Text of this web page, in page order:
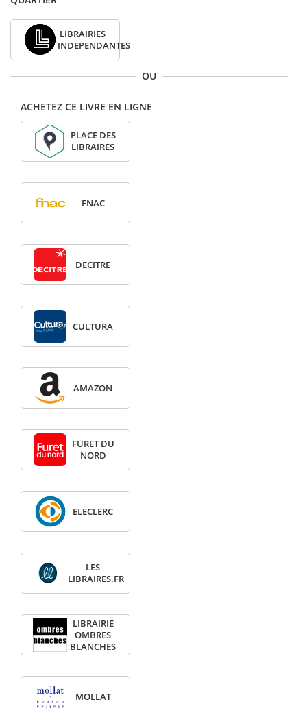
LIBRAIRIES
INDEPENDANTES
OU
ACHETEZ CE LIVRE EN LIGNE
PLACE DES
LIBRAIRES
FNAC
DECITRE
CULTURA
AMAZON
FURET DU
NORD
ELECLERC
LES
LIBRAIRES.FR
LIBRAIRIE
OMBRES
BLANCHES
MOLLAT